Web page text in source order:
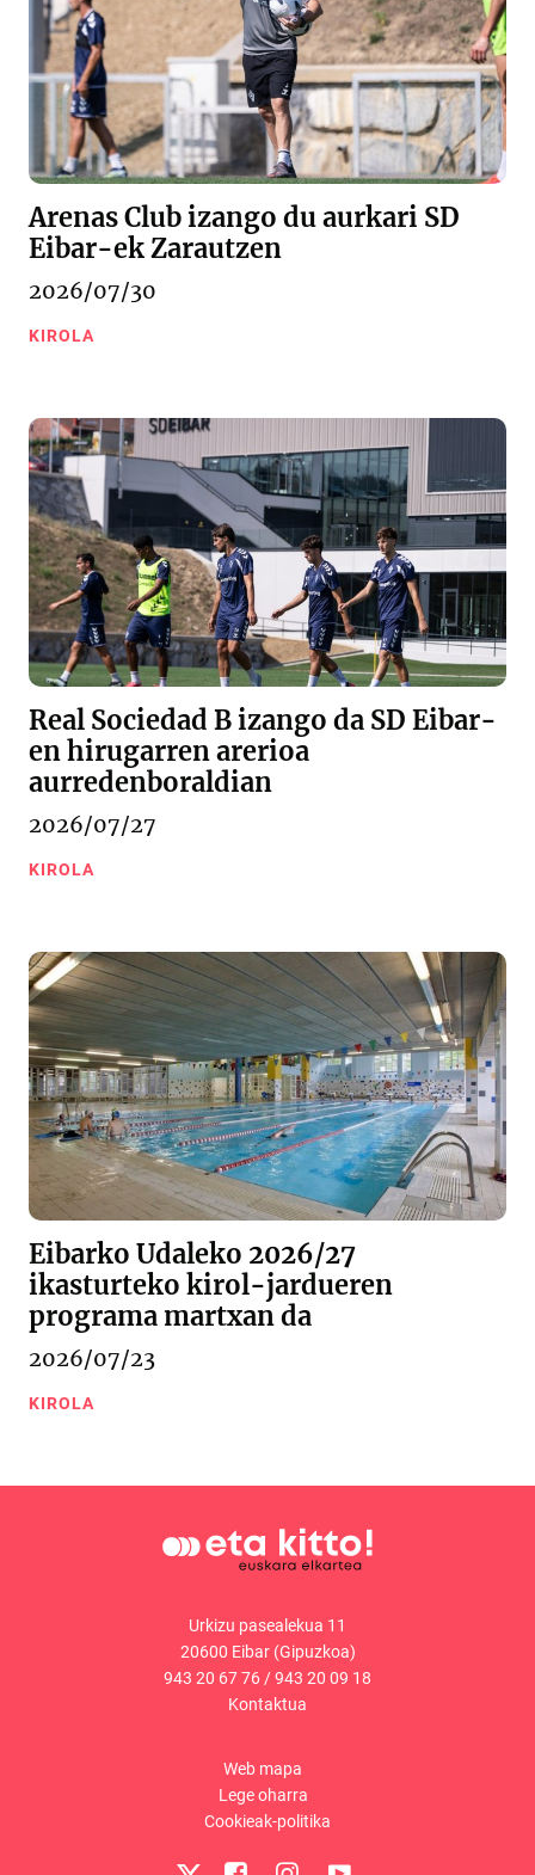
Arenas Club izango du aurkari SD
Eibar-ek Zarautzen
2026/07/30
KIROLA
Real Sociedad B izango da SD Eibar-
en hirugarren arerioa
aurredenboraldian
2026/07/27
KIROLA
Eibarko Udaleko 2026/27
ikasturteko kirol-jardueren
programa martxan da
2026/07/23
KIROLA
Urkizu pasealekua 11
20600 Eibar (Gipuzkoa)
943 20 67 76/943 20 09 18
Kontaktua
Web mapa
Lege oharra
Cookieak-politika